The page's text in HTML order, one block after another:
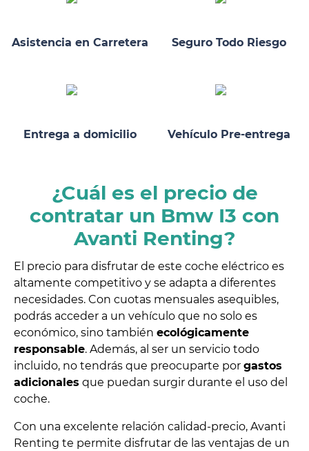
Asistencia en Carretera Seguro Todo Riesgo
Entrega a domicilio Vehículo Pre-entrega
¿Cuál es el precio de
contratar un Bmw I3 con
Avanti Renting?
El precio para disfrutar de este coche eléctrico es
altamente competitivo y se adapta a diferentes
necesidades. Con cuotas mensuales asequibles,
podrás acceder a un vehículo que no solo es
económico, sino también ecológicamente
responsable. Además, al ser un servicio todo
incluido, no tendrás que preocuparte por gastos
adicionales que puedan surgir durante el uso del
coche.
Con una excelente relación calidad-precio, Avanti
Renting te permite disfrutar de las ventajas de un